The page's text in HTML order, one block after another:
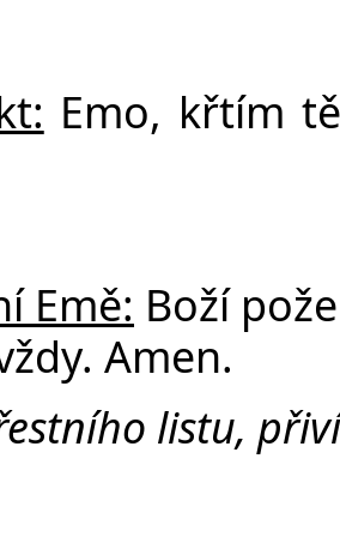
Emo, křtím
Emě: Boží
Amen.
listu,